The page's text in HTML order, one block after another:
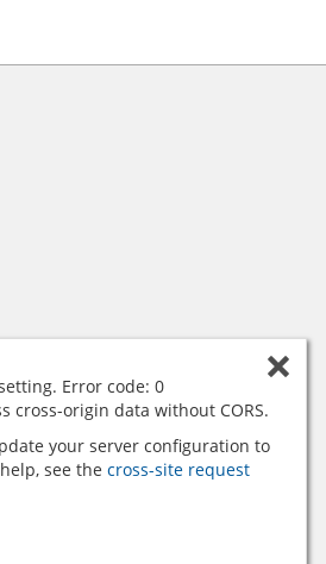
Error code: 0
cross-origin data without CORS.
your server configuration to
see the cross-site request